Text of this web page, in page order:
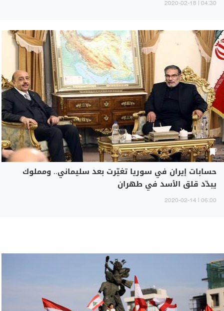
04:30 | 2020-02-18
حسابات إيران في سوريا تغيّرت بعد سليماني.. ومملوك
يبدّد قلق الأسد في طهران
06:00 | 2020-02-14